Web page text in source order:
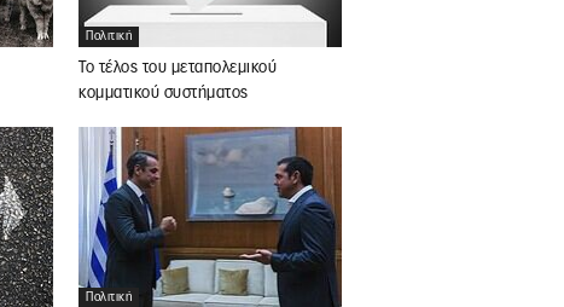
Πολιτική
Το τέλος του μεταπολεμικού
κομματικού συστήματος
Πολιτική